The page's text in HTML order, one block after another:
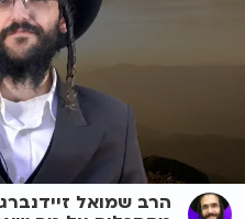
הרב שמואל